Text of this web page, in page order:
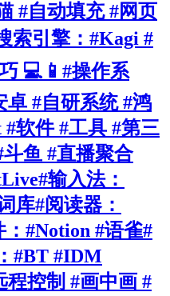
#自动填充 #网页
索引擎：#Kagi #
💻📱#操作系
卓 #自研系统 #鸿
#软件 #工具 #第三
鱼 #直播聚合
输入法：
库#阅读器：
#Notion #语雀#
#BT #IDM
程控制 #画中画 #